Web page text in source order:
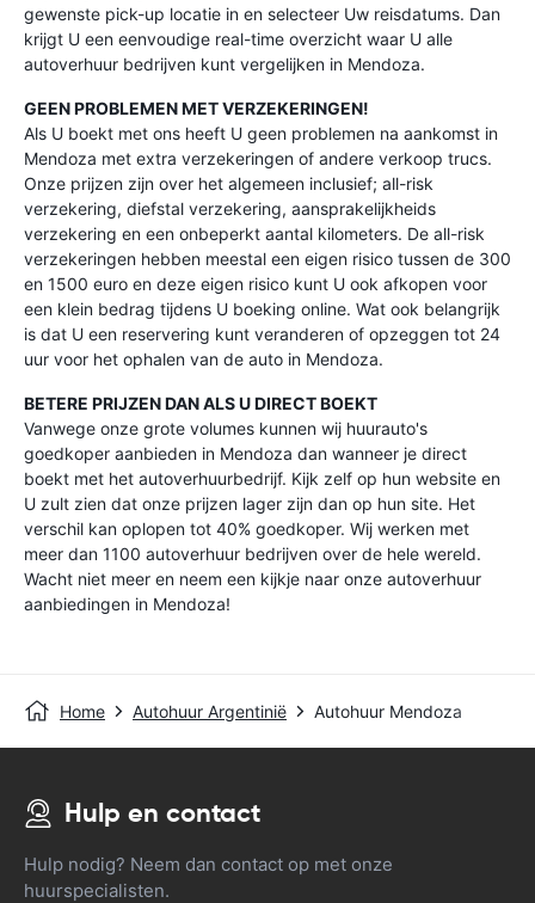
gewenste pick-up locatie in en selecteer Uw reisdatums. Dan
krijgt U een eenvoudige real-time overzicht waar U alle
autoverhuur bedrijven kunt vergelijken in Mendoza.
GEEN PROBLEMEN MET VERZEKERINGEN!
Als U boekt met ons heeft U geen problemen na aankomst in
Mendoza met extra verzekeringen of andere verkoop trucs.
Onze prijzen zijn over het algemeen inclusief; all-risk
verzekering, diefstal verzekering, aansprakelijkheids
verzekering en een onbeperkt aantal kilometers. De all-risk
verzekeringen hebben meestal een eigen risico tussen de 300
en 1500 euro en deze eigen risico kunt U ook afkopen voor
een klein bedrag tijdens U boeking online. Wat ook belangrijk
is dat U een reservering kunt veranderen of opzeggen tot 24
uur voor het ophalen van de auto in Mendoza.
BETERE PRIJZEN DAN ALS U DIRECT BOEKT
Vanwege onze grote volumes kunnen wij huurauto's
goedkoper aanbieden in Mendoza dan wanneer je direct
boekt met het autoverhuurbedrijf. Kijk zelf op hun website en
U zult zien dat onze prijzen lager zijn dan op hun site. Het
verschil kan oplopen tot 40% goedkoper. Wij werken met
meer dan 1100 autoverhuur bedrijven over de hele wereld.
Wacht niet meer en neem een kijkje naar onze autoverhuur
aanbiedingen in Mendoza!
Home Autohuur Argentinië Autohuur Mendoza
Hulp en contact
Hulp nodig? Neem dan contact op met onze
huurspecialisten.